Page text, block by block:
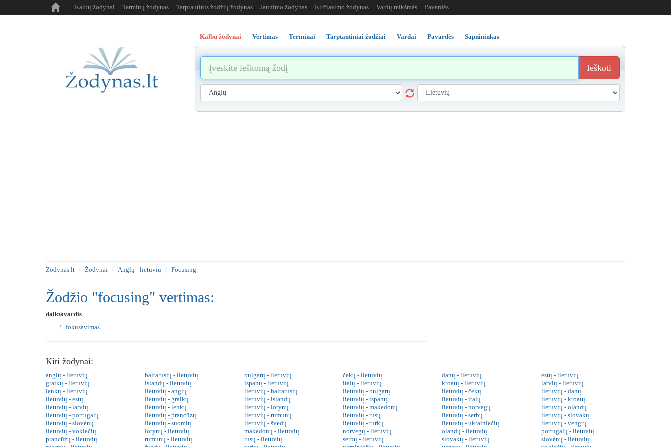
Kalbų žodynai Terminų žodynas Tarptautinis žodžių žodynas Jaunimo žodynas Kirčiavimo žodynas Vardų reikšmės Pavardės
Kalbų žodynai Vertimas Terminai Tarptautiniai žodžiai Vardai Pavardės Sapnininkas
Ieškoti
Zodynas.lt Žodynai Anglų - lietuvių Focusing
Žodžio "focusing" vertimas:
daiktavardis
fokusavimas
Kiti žodynai:
anglų - lietuvių baltarusių - lietuvių bulgarų - lietuvių čekų - lietuvių danų - lietuvių
estų - lietuvių
graikų - lietuvių
islandų - lietuvių ispanų - lietuvių italų - lietuvių kroatų - lietuvių
latvių - lietuvių
lenkų - lietuvių
lietuvių - anglų lietuvių - baltarusių lietuvių - bulgarų lietuvių - čekų
lietuvių - danų
lietuvių - estų
lietuvių - graikų lietuvių - islandų lietuvių - ispanų lietuvių - italų
lietuvių - kroatų
lietuvių - latvių
lietuvių - lenkų lietuvių - lotynų lietuvių - makedonų lietuvių - norvegų
lietuvių - olandų
lietuvių - portugalų
lietuvių - prancūzų lietuvių - rumunų lietuvių - rusų lietuvių - serbų
lietuvių - slovakų
lietuvių - slovėnų
lietuvių - suomių lietuvių - švedų lietuvių - turkų lietuvių - ukrainiečių
lietuvių - vengrų
lietuvių - vokiečių
lotynų - lietuvių makedonų - lietuvių norvegų - lietuvių olandų - lietuvių
portugalų - lietuvių
prancūzų - lietuvių
rumunų - lietuvių rusų - lietuvių serbų - lietuvių slovakų - lietuvių
slovėnų - lietuvių